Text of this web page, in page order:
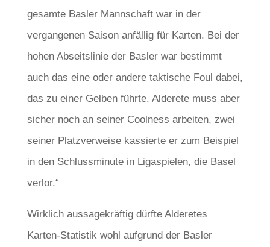
gesamte Basler Mannschaft war in der
vergangenen Saison anfällig für Karten. Bei der
hohen Abseitslinie der Basler war bestimmt
auch das eine oder andere taktische Foul dabei,
das zu einer Gelben führte. Alderete muss aber
sicher noch an seiner Coolness arbeiten, zwei
seiner Platzverweise kassierte er zum Beispiel
in den Schlussminute in Ligaspielen, die Basel
verlor.“
Wirklich aussagekräftig dürfte Alderetes
Karten-Statistik wohl aufgrund der Basler